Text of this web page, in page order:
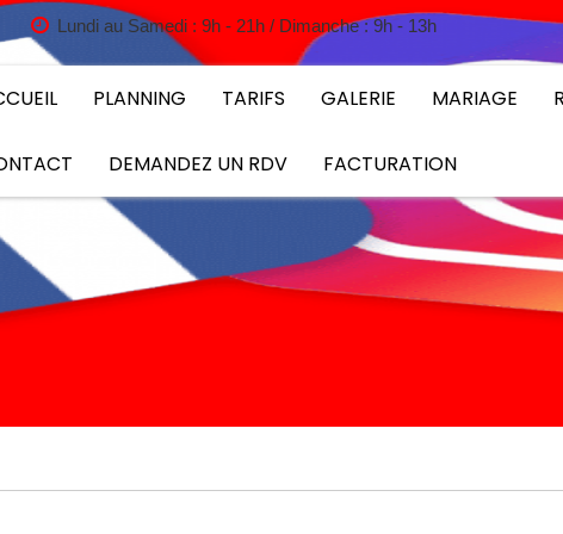
Lundi au Samedi : 9h - 21h / Dimanche : 9h - 13h
PLANNING TARIFS GALERIE MARIAGE
DEMANDEZ UN RDV FACTURATION